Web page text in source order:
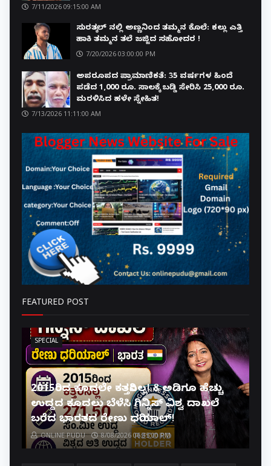
7/11/2026 09:15:00 AM
ಸುರತ್ಕಲ್ ನಲ್ಲಿ ಅಣ್ಣನಿಂದ ತಮ್ಮನ ಕೊಲೆ: ಕಲ್ಲು ಎತ್ತಿ
ಹಾಕಿ ತಮ್ಮನ ತಲೆ ಜಜ್ಜಿದ ಸಹೋದರ !
7/20/2026 03:00:00 PM
ಅಪರೂಪದ ಪ್ರಾಮಾಣಿಕತೆ: 35 ವರ್ಷಗಳ ಹಿಂದೆ
ಪಡೆದ 1,000 ರೂ. ಸಾಲಕ್ಕೆ ಬಡ್ಡಿ ಸೇರಿಸಿ 25,000 ರೂ.
ಮರಳಿಸಿದ ಹಳೇ ಸ್ನೇಹಿತ!
7/13/2026 11:11:00 AM
FEATURED POST
SPECIAL
2015ರಿಂದ ಕೂದಲೇ ಕತ್ತರಿಸಿಲ್ಲ! 8 ಅಡಿಗೂ ಹೆಚ್ಚು
ಉದ್ದದ ಕೂದಲು ಬೆಳೆಸಿ ಗಿನ್ನಿಸ್ ವಿಶ್ವ ದಾಖಲೆ
ಬರೆದ ಭಾರತದ ರೇಣು ಧರಿಯಾಲ್!
ONLINE PUDU 8/08/2026 06:35:00 PM